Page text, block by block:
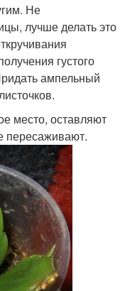
Не
лучше делать это
густого
ампельный
место, оставляют
пересаживают.